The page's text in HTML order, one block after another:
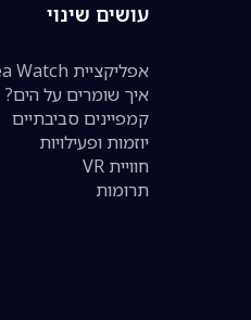
עושים שינוי
אפליקציית Sea Watch
איך שומרים על הים?
קמפיינים סביבתיים
יוזמות ופעילויות
חוויית VR
תרומות